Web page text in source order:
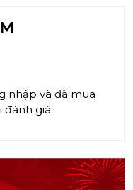
nhập và đã mua
đánh giá.